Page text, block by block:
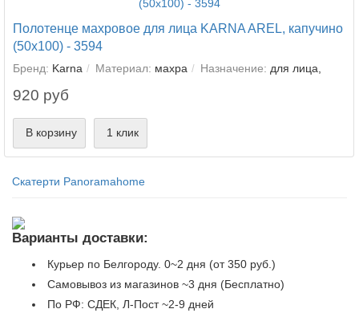
Полотенце махровое для лица KARNA AREL, капучино
(50x100) - 3594
Бренд: Karna Материал: махра Назначение: для лица,
920 руб
В корзину 1 клик
Скатерти Panoramahome
Варианты доставки:
Курьер по Белгороду. 0~2 дня (от 350 руб.)
Самовывоз из магазинов ~3 дня (Бесплатно)
По РФ: СДЕК, Л-Пост ~2-9 дней